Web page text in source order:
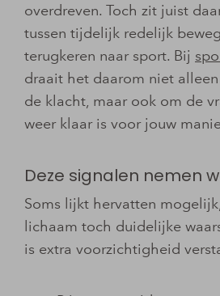
overdreven. Toch zit juist
tussen tijdelijk redelijk
terugkeren naar sport. Bij
draait het daarom niet
de klacht, maar ook om de
weer klaar is voor jouw
Deze signalen nemen
Soms lijkt hervatten
lichaam toch duidelijke
is extra voorzichtigheid